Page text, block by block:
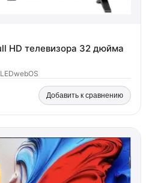
HD телевизора 32 дюйма
LEDwebOS
Добавить к сравнению